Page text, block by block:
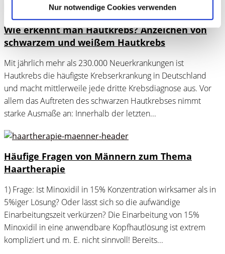
Nur notwendige Cookies verwenden
Wie erkennt man Hautkrebs? Anzeichen von
schwarzem und weißem Hautkrebs
Mit jährlich mehr als 230.000 Neuerkrankungen ist
Hautkrebs die häufigste Krebserkrankung in Deutschland
und macht mittlerweile jede dritte Krebsdiagnose aus. Vor
allem das Auftreten des schwarzen Hautkrebses nimmt
starke Ausmaße an: Innerhalb der letzten...
Häufige Fragen von Männern zum Thema
Haartherapie
1) Frage: Ist Minoxidil in 15% Konzentration wirksamer als in
5%iger Lösung? Oder lässt sich so die aufwändige
Einarbeitungszeit verkürzen? Die Einarbeitung von 15%
Minoxidil in eine anwendbare Kopfhautlösung ist extrem
kompliziert und m. E. nicht sinnvoll! Bereits...